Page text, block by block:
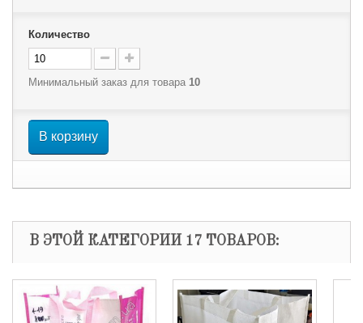
Количество
Минимальный заказ для товара 10
В корзину
В ЭТОЙ КАТЕГОРИИ 17 ТОВАРОВ: